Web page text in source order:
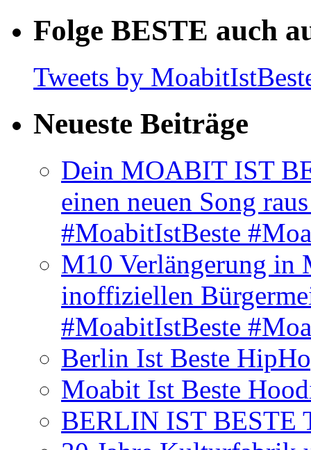
Folge BESTE auch
Tweets by
Neueste Beiträge
Dein MOABIT IST
einen neuen Song
#MoabitIstBeste
M10 Verlängerung in
inoffiziellen
#MoabitIstBeste
Berlin Ist Beste
Moabit Ist Beste
BERLIN IST BESTE